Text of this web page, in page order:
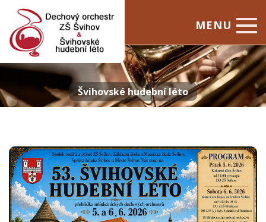
MENU
Úvod
Dechový orchestr
Švihovské hudební léto
Švihovské hudební léto